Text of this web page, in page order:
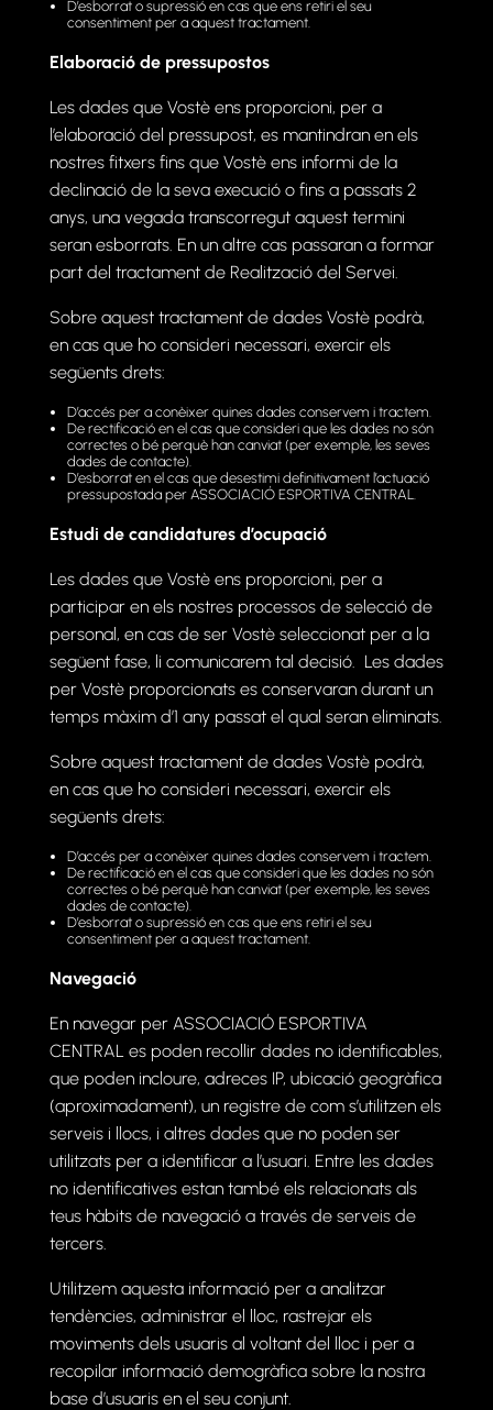
D’esborrat o supressió en cas que ens retiri el seu
consentiment per a aquest tractament.
Elaboració de pressupostos
Les dades que Vostè ens proporcioni, per a
l’elaboració del pressupost, es mantindran en els
nostres fitxers fins que Vostè ens informi de la
declinació de la seva execució o fins a passats 2
anys, una vegada transcorregut aquest termini
seran esborrats. En un altre cas passaran a formar
part del tractament de Realització del Servei.
Sobre aquest tractament de dades Vostè podrà,
en cas que ho consideri necessari, exercir els
següents drets:
D’accés per a conèixer quines dades conservem i tractem.
De rectificació en el cas que consideri que les dades no són
correctes o bé perquè han canviat (per exemple, les seves
dades de contacte).
D’esborrat en el cas que desestimi definitivament l’actuació
pressupostada per ASSOCIACIÓ ESPORTIVA CENTRAL.
Estudi de candidatures d’ocupació
Les dades que Vostè ens proporcioni, per a
participar en els nostres processos de selecció de
personal, en cas de ser Vostè seleccionat per a la
següent fase, li comunicarem tal decisió. Les dades
per Vostè proporcionats es conservaran durant un
temps màxim d’1 any passat el qual seran eliminats.
Sobre aquest tractament de dades Vostè podrà,
en cas que ho consideri necessari, exercir els
següents drets:
D’accés per a conèixer quines dades conservem i tractem.
De rectificació en el cas que consideri que les dades no són
correctes o bé perquè han canviat (per exemple, les seves
dades de contacte).
D’esborrat o supressió en cas que ens retiri el seu
consentiment per a aquest tractament.
Navegació
En navegar per ASSOCIACIÓ ESPORTIVA
CENTRAL es poden recollir dades no identificables,
que poden incloure, adreces IP, ubicació geogràfica
(aproximadament), un registre de com s’utilitzen els
serveis i llocs, i altres dades que no poden ser
utilitzats per a identificar a l’usuari. Entre les dades
no identificatives estan també els relacionats als
teus hàbits de navegació a través de serveis de
tercers.
Utilitzem aquesta informació per a analitzar
tendències, administrar el lloc, rastrejar els
moviments dels usuaris al voltant del lloc i per a
recopilar informació demogràfica sobre la nostra
base d’usuaris en el seu conjunt.